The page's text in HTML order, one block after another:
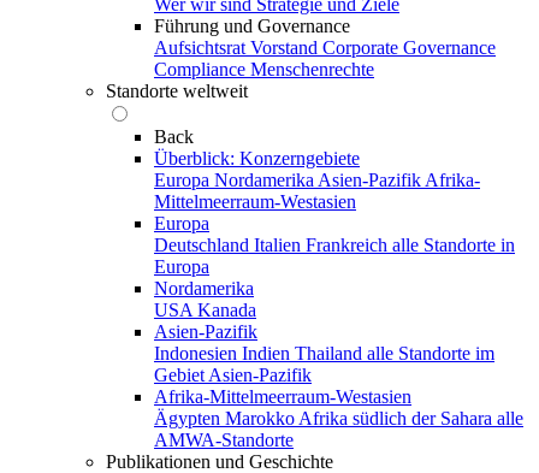
Führung und Governance
Aufsichtsrat Vorstand Corporate Governance
Compliance Menschenrechte
Standorte weltweit
Back
Überblick: Konzerngebiete
Europa Nordamerika Asien-Pazifik Afrika-
Mittelmeerraum-Westasien
Europa
Deutschland Italien Frankreich alle Standorte in
Europa
Nordamerika
USA Kanada
Asien-Pazifik
Indonesien Indien Thailand alle Standorte im
Gebiet Asien-Pazifik
Afrika-Mittelmeerraum-Westasien
Ägypten Marokko Afrika südlich der Sahara alle
AMWA-Standorte
Publikationen und Geschichte